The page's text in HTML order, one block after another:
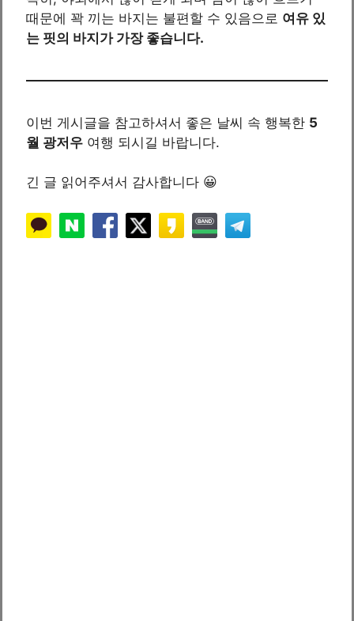
때문에 꽉 끼는 바지는 불편할 수 있음으로 여유 있
는 핏의 바지가 가장 좋습니다.
이번 게시글을 참고하셔서 좋은 날씨 속 행복한 5
월 광저우 여행 되시길 바랍니다.
긴 글 읽어주셔서 감사합니다 😀